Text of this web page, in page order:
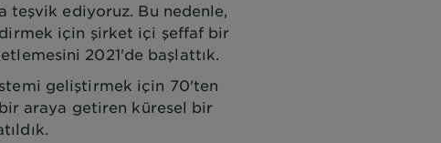
teşvik ediyoruz. Bu nedenle,
için şirket içi şeffaf bir
2021'de başlattık.
geliştirmek için 70'ten
araya getiren küresel bir